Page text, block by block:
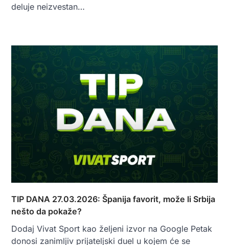
deluje neizvestan…
TIP DANA 27.03.2026: Španija favorit, može li Srbija
nešto da pokaže?
Dodaj Vivat Sport kao željeni izvor na Google Petak
donosi zanimljiv prijateljski duel u kojem će se